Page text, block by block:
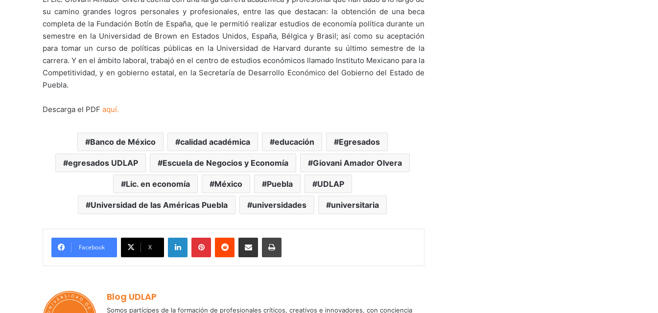
su camino grandes logros personales y profesionales, entre las que destacan: la obtención de una beca
completa de la Fundación Botín de España, que le permitió realizar estudios de economía política durante un
semestre en la Universidad de Brown en Estados Unidos, España, Bélgica y Brasil; así como su aceptación
para tomar un curso de políticas públicas en la Universidad de Harvard durante su último semestre de la
carrera. Y en el ámbito laboral, trabajó en el centro de estudios económicos llamado Instituto Mexicano para la
Competitividad, y en gobierno estatal, en la Secretaría de Desarrollo Económico del Gobierno del Estado de
Puebla.
Descarga el PDF aquí.
Banco de México calidad académica educación Egresados
egresados UDLAP Escuela de Negocios y Economía Giovani Amador Olvera
Lic. en economía México Puebla UDLAP
Universidad de las Américas Puebla universidades universitaria
Facebook X
LinkedInPinterestReddit Share via Email Print
Blog UDLAP
Somos partícipes de la formación de profesionales críticos, creativos e innovadores, con conciencia